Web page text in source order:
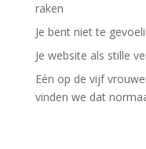
raken
Je bent niet te
Je website als stille
Eén op de vijf
vinden we dat